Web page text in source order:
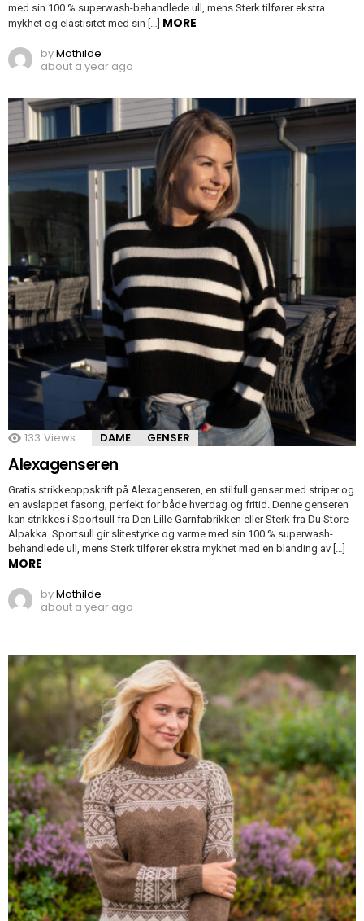
med sin 100 % superwash-behandlede ull, mens Sterk tilfører ekstra
mykhet og elastisitet med sin […] MORE
byMathilde
about a year ago
133 Views DAME GENSER
Alexagenseren
Gratis strikkeoppskrift på Alexagenseren, en stilfull genser med striper og
en avslappet fasong, perfekt for både hverdag og fritid. Denne genseren
kan strikkes i Sportsull fra Den Lille Garnfabrikken eller Sterk fra Du Store
Alpakka. Sportsull gir slitestyrke og varme med sin 100 % superwash-
behandlede ull, mens Sterk tilfører ekstra mykhet med en blanding av […]
MORE
byMathilde
about a year ago